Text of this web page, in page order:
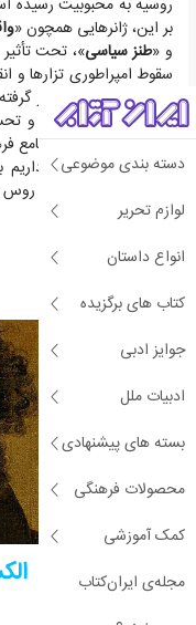
دسته بندی موضوعی
لوازم تحریر
انواع داستان
کتاب های برگزیده
جوایز ادبی
ادبیات ملل
بسته های پیشنهادی
محصولات فرهنگی
کمک آموزشی
مجله‌ی ایران‌کتاب
روسیه به محبوبیت رسیده
بر این، ژانرهایی همچون «
و «طنز سیاسی»، تحت
سقوط امپراطوری تزارها و
و مخاطبین روس قرار
موفق شده اند تمجید و
کلاس های ادبی و مجامع
در این مطلب قصد داریم
موفق ترین نویسندگان روس